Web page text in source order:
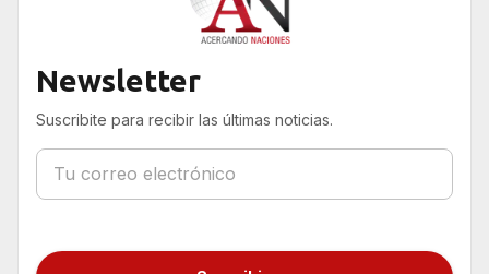
Newsletter
Suscribite para recibir las últimas noticias.